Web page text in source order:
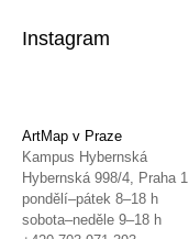
Instagram
ArtMap v Praze
Kampus Hybernská
Hybernská 998/4, Praha 1
pondělí–pátek 8–18 h
sobota–neděle 9–18 h